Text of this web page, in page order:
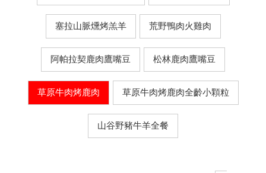
塞拉山脈燻烤羔羊 荒野鴨肉火雞肉
阿帕拉契鹿肉鷹嘴豆 松林鹿肉鷹嘴豆
草原牛肉烤鹿肉 草原牛肉烤鹿肉全齡小顆粒
山谷野豬牛羊全餐